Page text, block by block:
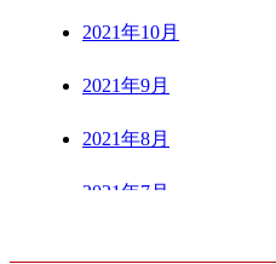
2021年10月
2021年9月
2021年8月
2021年7月